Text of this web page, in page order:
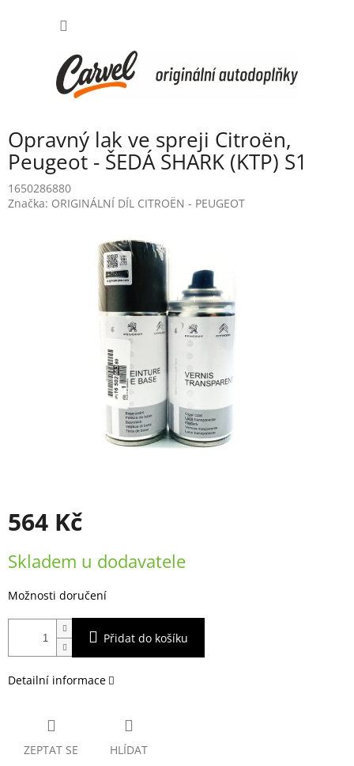
Opravný lak ve spreji Citroën,
Peugeot - ŠEDÁ SHARK (KTP) S1
1650286880
Značka: ORIGINÁLNÍ DÍL CITROËN - PEUGEOT
564 Kč
cena:
Skladem u dodavatele
Možnosti doručení
Přidat do košíku
Detailní informace
ZEPTAT SE HLÍDAT